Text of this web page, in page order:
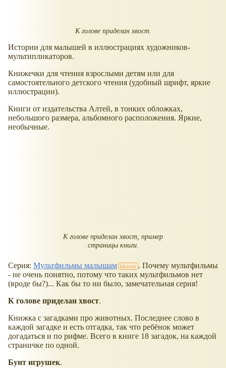
К голове приделан хвост.
Истории для малышей в иллюстрациях художников-
мультипликаторов.
Книжечки для чтения взрослыми детям или для
самостоятельного детского чтения (удобный шрифт, яркие
иллюстрации).
Книги от издательства Алтей, в тонких обложках,
небольшого размера, альбомного расположения. Яркие,
необычные.
К голове приделан хвост, пример
страницы книги.
Серия: Мультфильмы малышам
. Почему мультфильмы
- не очень понятно, потому что таких мультфильмов нет
(вроде бы?)... Как бы то ни было, замечательная серия!
К голове приделан хвост.
Книжка с загадками про животных. Последнее слово в
каждой загадке и есть отгадка, так что ребёнок может
догадаться и по рифме. Всего в книге 18 загадок, на каждой
страничке по одной.
Бунт игрушек.